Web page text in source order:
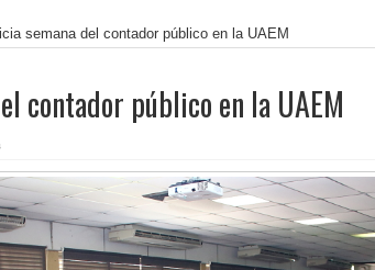
semana del contador público en la UAEM
contador público en la UAEM